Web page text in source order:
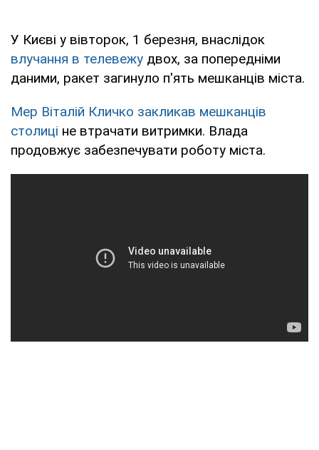
У Києві у вівторок, 1 березня, внаслідок
влучання в телевежу двох, за попередніми
даними, ракет загинуло п'ять мешканців міста.
Мер Віталій Кличко закликав мешканців
столиці не втрачати витримки. Влада
продовжує забезпечувати роботу міста.